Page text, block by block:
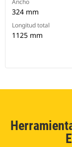
Ancho
324 mm
Longitud total
1125 mm